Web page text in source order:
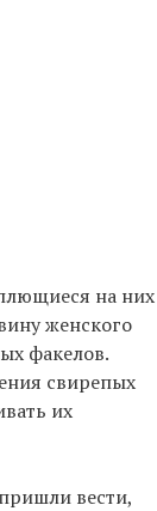
на них
женского
факелов.
свирепых
их
вести,